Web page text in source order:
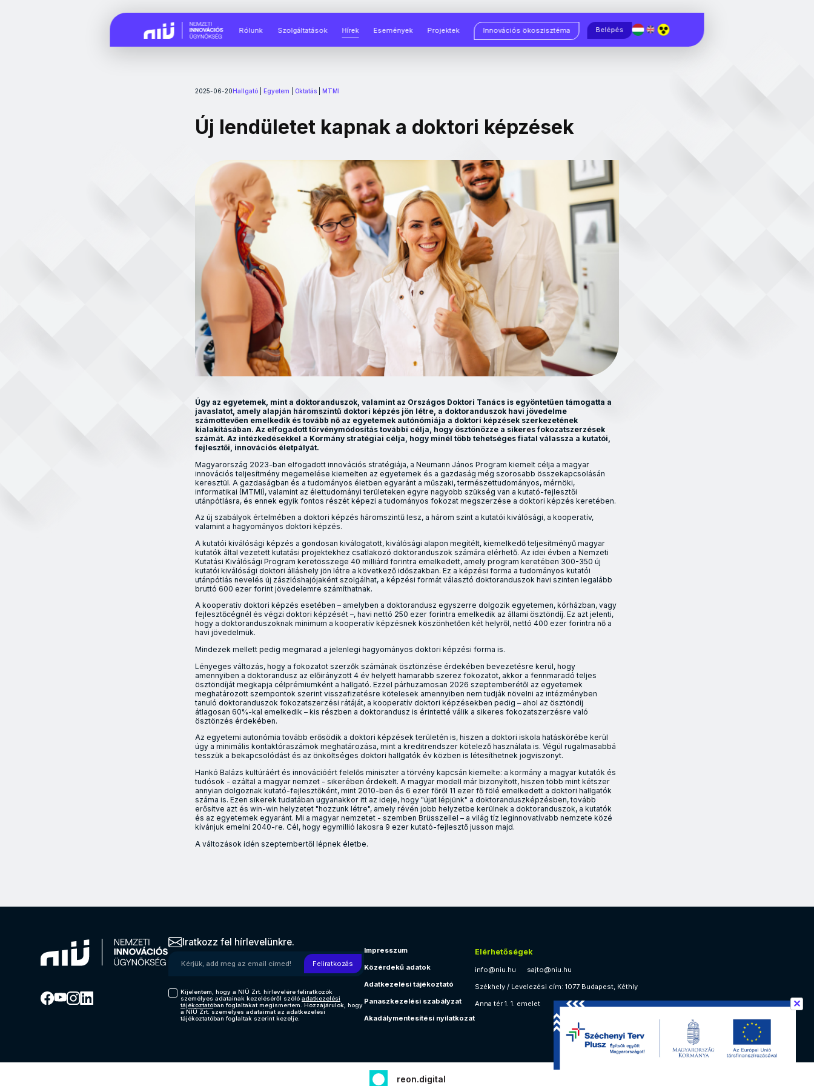
Rólunk Szolgáltatások Hírek Események Projektek Innovációs ökoszisztéma Belépés Magyar
English
2025-06-20 Hallgató Egyetem Oktatás MTMI
Új lendületet kapnak a doktori képzések
Úgy az egyetemek, mint a doktoranduszok, valamint az Országos Doktori Tanács is egyöntetűen támogatta a
javaslatot, amely alapján háromszintű doktori képzés jön létre, a doktoranduszok havi jövedelme
számottevően emelkedik és tovább nő az egyetemek autónómiája a doktori képzések szerkezetének
kialakításában. Az elfogadott törvénymódosítás további célja, hogy ösztönözze a sikeres fokozatszerzések
számát. Az intézkedésekkel a Kormány stratégiai célja, hogy minél több tehetséges fiatal válassza a kutatói,
fejlesztői, innovációs életpályát.
Magyarország 2023-ban elfogadott innovációs stratégiája, a Neumann János Program kiemelt célja a magyar
innovációs teljesítmény megemelése kiemelten az egyetemek és a gazdaság még szorosabb összekapcsolásán
keresztül. A gazdaságban és a tudományos életben egyaránt a műszaki, természettudományos, mérnöki,
informatikai (MTMI), valamint az élettudományi területeken egyre nagyobb szükség van a kutató-fejlesztői
utánpótlásra, és ennek egyik fontos részét képezi a tudományos fokozat megszerzése a doktori képzés keretében.
Az új szabályok értelmében a doktori képzés háromszintű lesz, a három szint a kutatói kiválósági, a kooperatív,
valamint a hagyományos doktori képzés.
A kutatói kiválósági képzés a gondosan kiválogatott, kiválósági alapon megítélt, kiemelkedő teljesítményű magyar
kutatók által vezetett kutatási projektekhez csatlakozó doktoranduszok számára elérhető. Az idei évben a Nemzeti
Kutatási Kiválósági Program keretösszege 40 milliárd forintra emelkedett, amely program keretében 300-350 új
kutatói kiválósági doktori álláshely jön létre a következő időszakban. Ez a képzési forma a tudományos kutatói
utánpótlás nevelés új zászlóshajójaként szolgálhat, a képzési formát választó doktoranduszok havi szinten legalább
bruttó 600 ezer forint jövedelemre számíthatnak.
A kooperatív doktori képzés esetében – amelyben a doktorandusz egyszerre dolgozik egyetemen, kórházban, vagy
fejlesztőcégnél és végzi doktori képzését –, havi nettó 250 ezer forintra emelkedik az állami ösztöndíj. Ez azt jelenti,
hogy a doktoranduszoknak minimum a kooperatív képzésnek köszönhetően két helyről, nettó 400 ezer forintra nő a
havi jövedelmük.
Mindezek mellett pedig megmarad a jelenlegi hagyományos doktori képzési forma is.
Lényeges változás, hogy a fokozatot szerzők számának ösztönzése érdekében bevezetésre kerül, hogy
amennyiben a doktorandusz az előirányzott 4 év helyett hamarabb szerez fokozatot, akkor a fennmaradó teljes
ösztöndíját megkapja célprémiumként a hallgató. Ezzel párhuzamosan 2026 szeptemberétől az egyetemek
meghatározott szempontok szerint visszafizetésre kötelesek amennyiben nem tudják növelni az intézményben
tanuló doktoranduszok fokozatszerzési rátáját, a kooperatív doktori képzésekben pedig – ahol az ösztöndíj
átlagosan 60%-kal emelkedik – kis részben a doktorandusz is érintetté válik a sikeres fokozatszerzésre való
ösztönzés érdekében.
Az egyetemi autonómia tovább erősödik a doktori képzések területén is, hiszen a doktori iskola hatáskörébe kerül
úgy a minimális kontaktóraszámok meghatározása, mint a kreditrendszer kötelező használata is. Végül rugalmasabbá
tesszük a bekapcsolódást és az önköltséges doktori hallgatók év közben is létesíthetnek jogviszonyt.
Hankó Balázs kultúráért és innovációért felelős miniszter a törvény kapcsán kiemelte: a kormány a magyar kutatók és
tudósok - ezáltal a magyar nemzet - sikerében érdekelt. A magyar modell már bizonyított, hiszen több mint kétszer
annyian dolgoznak kutató-fejlesztőként, mint 2010-ben és 6 ezer főről 11 ezer fő fölé emelkedett a doktori hallgatók
száma is. Ezen sikerek tudatában ugyanakkor itt az ideje, hogy "újat lépjünk" a doktoranduszképzésben, tovább
erősítve azt és win-win helyzetet "hozzunk létre", amely révén jobb helyzetbe kerülnek a doktoranduszok, a kutatók
és az egyetemek egyaránt. Mi a magyar nemzetet - szemben Brüsszellel – a világ tíz leginnovatívabb nemzete közé
kívánjuk emelni 2040-re. Cél, hogy egymillió lakosra 9 ezer kutató-fejlesztő jusson majd.
A változások idén szeptembertől lépnek életbe.
Iratkozz fel hírlevelünkre.
Feliratkozás
Kijelentem, hogy a NIÜ Zrt. hírlevelére feliratkozók
személyes adatainak kezeléséről szólóadatkezelési
tájékoztatóban foglaltakat megismertem. Hozzájárulok, hogy
a NIÜ Zrt. személyes adataimat az adatkezelési
tájékoztatóban foglaltak szerint kezelje.
Impresszum
Közérdekű adatok
Adatkezelési tájékoztató
Panaszkezelési szabályzat
Akadálymentesítési nyilatkozat
Elérhetőségek
info@niu.hu
sajto@niu.hu
Székhely / Levelezési cím: 1077 Budapest, Kéthly
Anna tér 1. 1. emelet
reon.digital
✕